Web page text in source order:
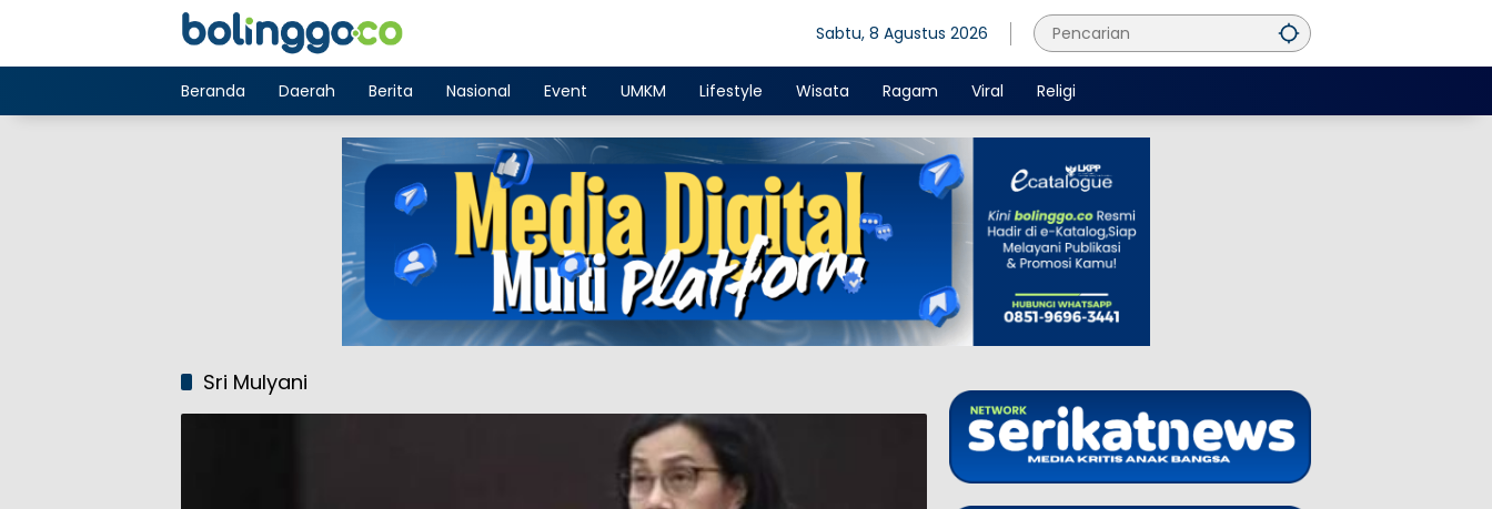
Sabtu, 8 Agustus 2026
Beranda Daerah Berita Nasional Event UMKM Lifestyle Wisata Ragam Viral Religi
Sri Mulyani